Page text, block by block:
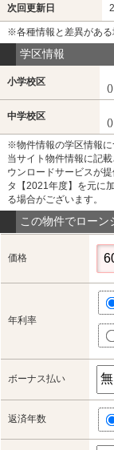
次回更新日
※各種情報と差異があ
学区情報
小学校区
()
中学校区
()
※物件情報の学区情報に
当サイト物件情報に記
ウンロードサービスが
タ【2021年度】を元に
る場合がございます。
この物件でローン
価格
年利率
ボーナス払い
返済年数